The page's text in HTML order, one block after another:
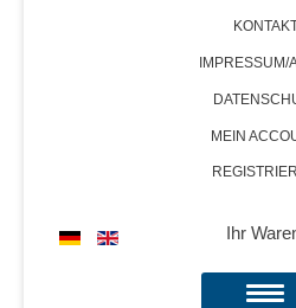
IMPRESSUM/
MEIN
Ihr